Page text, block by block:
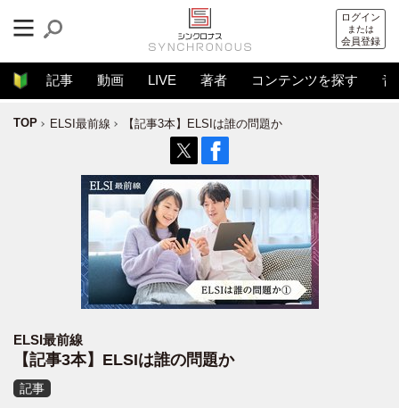
ログイン
または
会員登録
記事 動画 LIVE 著者 コンテンツを探す 音
TOP ELSI最前線 【記事3本】ELSIは誰の問題か
ELSI最前線
【記事3本】ELSIは誰の問題か
記事